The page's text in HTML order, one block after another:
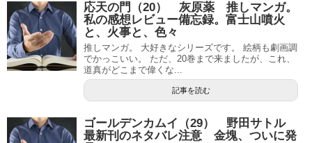
応天の門（20） 灰原薬 推しマンガ。
私の感想レビュー備忘録。富士山噴火
と、火事と、色々
推しマンガ。 大好きなシリーズです。 絵柄も劇画調
でかっこいい。 ただ、20巻まで来ましたが、これ、
道真がどこまで偉くな...
記事を読む
ゴールデンカムイ（29） 野田サトル
最新刊のネタバレ注意 金塊、ついに発